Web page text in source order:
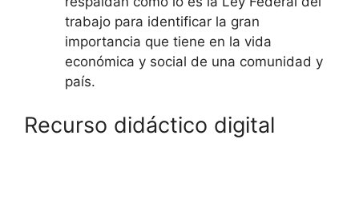
trabajo para identificar la gran
importancia que tiene en la vida
económica y social de una comunidad y
país.
Recurso didáctico digital